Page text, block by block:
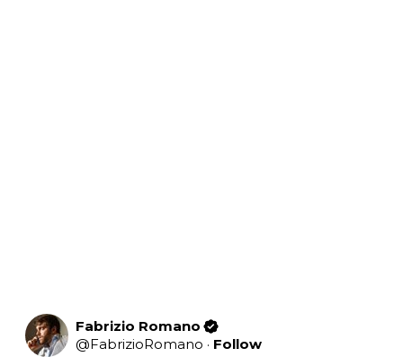
Fabrizio Romano
@FabrizioRomano · Follow